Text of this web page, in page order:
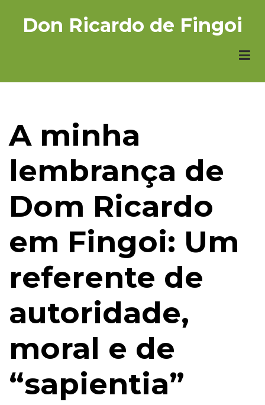
Don Ricardo de Fingoi
A minha
lembrança de
Dom Ricardo
em Fingoi: Um
referente de
autoridade,
moral e de
“sapientia”